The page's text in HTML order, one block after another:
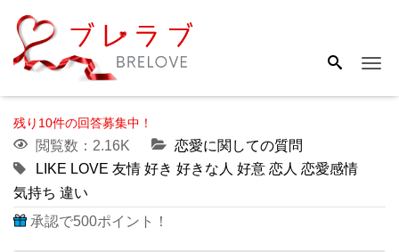
残り10件の回答募集中！
閲覧数：2.16K
恋愛に関しての質問
LIKE LOVE 友情 好き 好きな人 好意 恋人 恋愛感情
気持ち 違い
承認で500ポイント！